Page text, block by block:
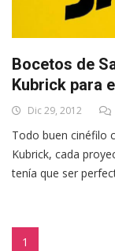
Bocetos de
Kubrick para
Dic 29, 2012
Todo buen cinéfilo
Kubrick, cada
tenía que ser
1